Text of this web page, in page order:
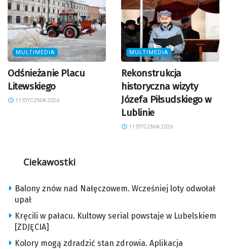
MULTIMEDIA
Odśnieżanie Placu
Litewskiego
11 STYCZNIA 2026
MULTIMEDIA
Rekonstrukcja
historyczna wizyty
Józefa Piłsudskiego w
Lublinie
11 STYCZNIA 2026
Ciekawostki
Balony znów nad Nałęczowem. Wcześniej loty odwołał
upał
Kręcili w pałacu. Kultowy serial powstaje w Lubelskiem
[ZDJĘCIA]
Kolory mogą zdradzić stan zdrowia. Aplikacja